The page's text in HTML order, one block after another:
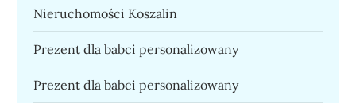
Nieruchomości Koszalin
Prezent dla babci personalizowany
Prezent dla babci personalizowany